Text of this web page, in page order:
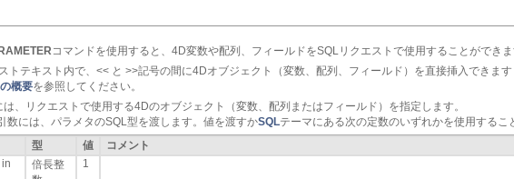
コマンドを使用すると、4D変数や配列、フィールドをSQLリクエストで使用することができま
トテキスト内で、<< と >>記号の間に4Dオブジェクト（変数、配列、フィールド）を直接挿入できま
概要を参照してください。
は、リクエストで使用する4Dのオブジェクト（変数、配列またはフィールド）を指定します。
数には、パラメタのSQL型を渡します。値を渡すかSQLテーマにある次の定数のいずれかを使用するこ
型 値
コメント
倍長整
1